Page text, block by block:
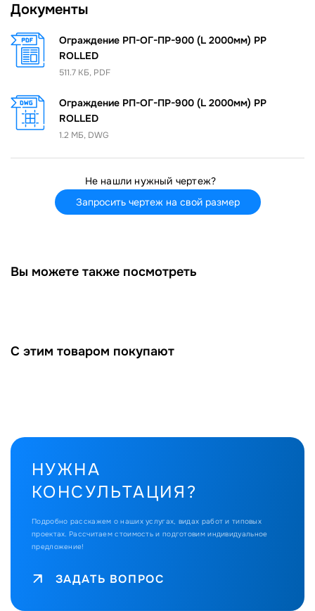
Документы
Ограждение РП-ОГ-ПР-900 (L 2000мм) PP
ROLLED
511.7 КБ, PDF
Ограждение РП-ОГ-ПР-900 (L 2000мм) PP
ROLLED
1.2 MБ, DWG
Не нашли нужный чертеж?
Запросить чертеж на свой размер
Вы можете также посмотреть
С этим товаром покупают
НУЖНА
КОНСУЛЬТАЦИЯ?
Подробно расскажем о наших услугах, видах работ и типовых
проектах. Рассчитаем стоимость и подготовим индивидуальное
предложение!
ЗАДАТЬ ВОПРОС